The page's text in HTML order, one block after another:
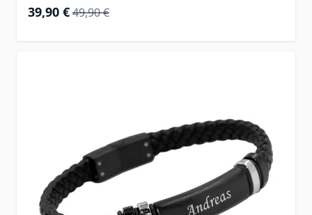
Special Price
39,90 € Regular Price
49,90 €